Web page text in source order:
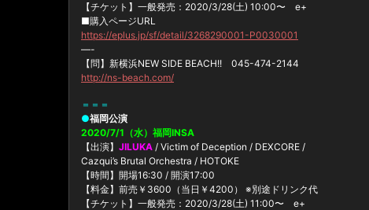
【チケット】一般発売：2020/3/28(土) 10:00〜 e+
■購入ページURL
https://eplus.jp/sf/detail/3268290001-P0030001
—-
【問】新横浜NEW SIDE BEACH!! 045-474-2144
http://ns-beach.com/
＝＝＝
●福岡公演
2020/7/1（水）福岡INSA
【出演】 JILUKA / Victim of Deception / DEXCORE /
Cazqui’s Brutal Orchestra / HOTOKE
【時間】開場16:30 / 開演17:00
【料金】前売￥3600（当日￥4200） ※別途ドリンク代
【チケット】一般発売：2020/3/28(土) 11:00〜 e+